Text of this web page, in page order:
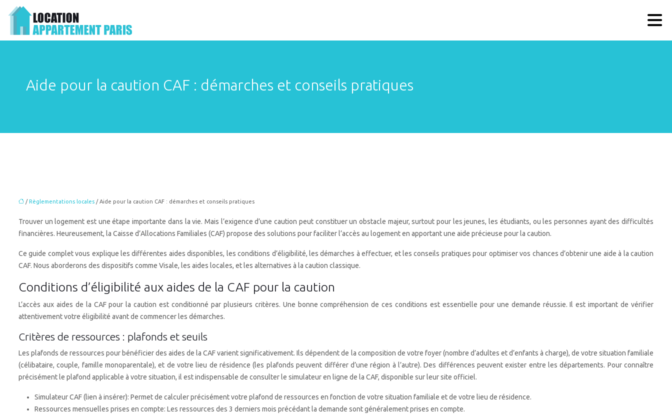
Aide pour la caution CAF : démarches et conseils pratiques
/Règlementations locales / Aide pour la caution CAF : démarches et conseils pratiques
Trouver un logement est une étape importante dans la vie. Mais l’exigence d’une caution peut constituer un obstacle majeur, surtout pour les jeunes, les étudiants, ou les personnes ayant des difficultés
financières. Heureusement, la Caisse d’Allocations Familiales (CAF) propose des solutions pour faciliter l’accès au logement en apportant une aide précieuse pour la caution.
Ce guide complet vous explique les différentes aides disponibles, les conditions d’éligibilité, les démarches à effectuer, et les conseils pratiques pour optimiser vos chances d’obtenir une aide à la caution
CAF. Nous aborderons des dispositifs comme Visale, les aides locales, et les alternatives à la caution classique.
Conditions d’éligibilité aux aides de la CAF pour la caution
L’accès aux aides de la CAF pour la caution est conditionné par plusieurs critères. Une bonne compréhension de ces conditions est essentielle pour une demande réussie. Il est important de vérifier
attentivement votre éligibilité avant de commencer les démarches.
Critères de ressources : plafonds et seuils
Les plafonds de ressources pour bénéficier des aides de la CAF varient significativement. Ils dépendent de la composition de votre foyer (nombre d’adultes et d’enfants à charge), de votre situation familiale
(célibataire, couple, famille monoparentale), et de votre lieu de résidence (les plafonds peuvent différer d’une région à l’autre). Des différences peuvent exister entre les départements. Pour connaître
précisément le plafond applicable à votre situation, il est indispensable de consulter le simulateur en ligne de la CAF, disponible sur leur site officiel.
Simulateur CAF (lien à insérer): Permet de calculer précisément votre plafond de ressources en fonction de votre situation familiale et de votre lieu de résidence.
Ressources mensuelles prises en compte: Les ressources des 3 derniers mois précédant la demande sont généralement prises en compte.